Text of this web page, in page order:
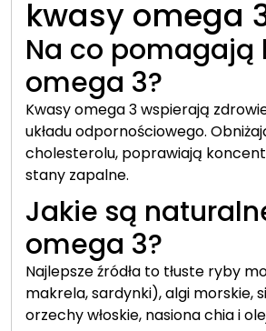
kwasy omega
Na co pomagają
omega 3?
Kwasy omega 3 wspierają
układu odpornościowego.
cholesterolu, poprawiają
stany zapalne.
Jakie są
omega 3?
Najlepsze źródła to tłuste ryby
makrela, sardynki), algi morskie,
orzechy włoskie, nasiona chia i